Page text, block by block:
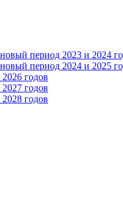
период 2023 и 2024
период 2024 и 2025
годов
годов
годов